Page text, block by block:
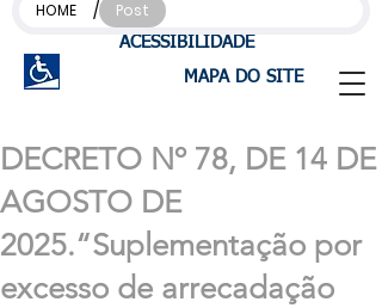
ACESSIBILIDADE
MAPA DO SITE
HOME / Post
DECRETO Nº 78, DE 14 DE
AGOSTO DE
2025.“Suplementação por
excesso de arrecadação